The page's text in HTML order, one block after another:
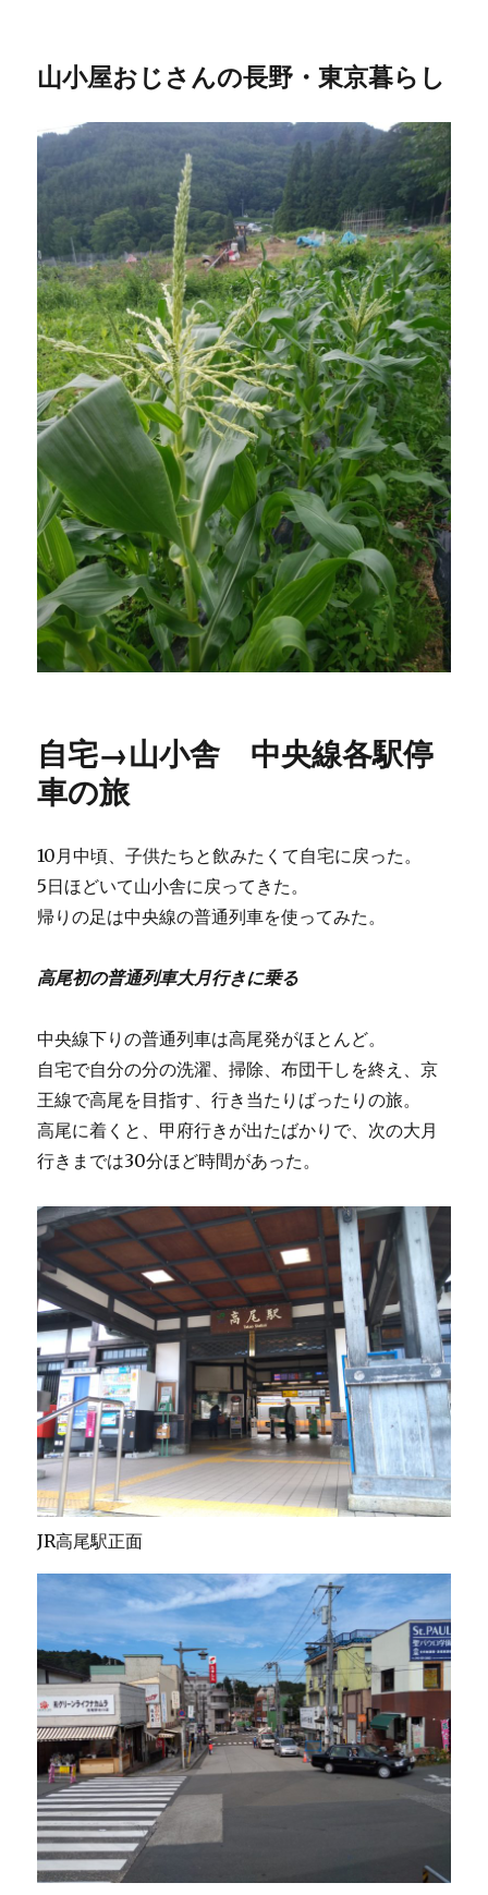
山小屋おじさんの長野・東京暮らし
自宅→山小舎 中央線各駅停
車の旅
10月中頃、子供たちと飲みたくて自宅に戻った。
5日ほどいて山小舎に戻ってきた。
帰りの足は中央線の普通列車を使ってみた。
高尾初の普通列車大月行きに乗る
中央線下りの普通列車は高尾発がほとんど。
自宅で自分の分の洗濯、掃除、布団干しを終え、京
王線で高尾を目指す、行き当たりばったりの旅。
高尾に着くと、甲府行きが出たばかりで、次の大月
行きまでは30分ほど時間があった。
JR高尾駅正面